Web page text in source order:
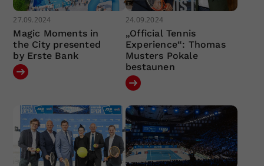
27.09.2024
Magic Moments in
the City presented
by Erste Bank
24.09.2024
„Official Tennis
Experience“: Thomas
Musters Pokale
bestaunen